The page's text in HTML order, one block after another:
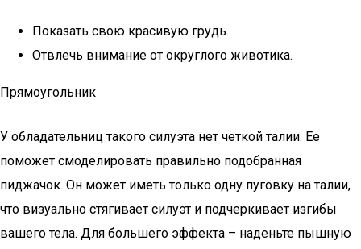
Показать свою красивую грудь.
Отвлечь внимание от округлого животика.
Прямоугольник
У обладательниц такого силуэта нет четкой талии. Ее
поможет смоделировать правильно подобранная
пиджачок. Он может иметь только одну пуговку на талии,
что визуально стягивает силуэт и подчеркивает изгибы
вашего тела. Для большего эффекта – наденьте пышную